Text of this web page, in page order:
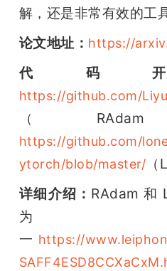
解，还是非常有效的工具
论文地址： https://
代码
https://github.com/
（
https://github.com/
ytorch/blob/master/
详细介绍： RAdam 和
为
一 https://